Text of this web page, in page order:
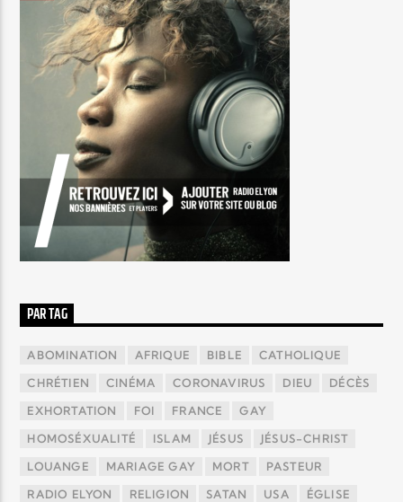
PAR TAG
ABOMINATION AFRIQUE BIBLE CATHOLIQUE
CHRÉTIEN CINÉMA CORONAVIRUS DIEU DÉCÈS
EXHORTATION FOI FRANCE GAY
HOMOSÉXUALITÉ ISLAM JÉSUS JÉSUS-CHRIST
LOUANGE MARIAGE GAY MORT PASTEUR
RADIO ELYON RELIGION SATAN USA ÉGLISE